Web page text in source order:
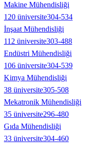
Makine Mühendisliği
120 üniversite304-534
İnşaat Mühendisliği
112 üniversite303-488
Endüstri Mühendisliği
106 üniversite304-539
Kimya Mühendisliği
38 üniversite305-508
Mekatronik Mühendisliği
35 üniversite296-480
Gıda Mühendisliği
33 üniversite304-460